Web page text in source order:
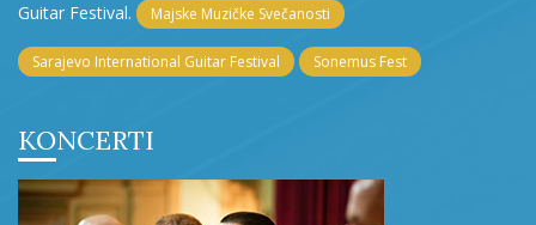
Guitar Festival.
Majske Muzičke Svečanosti
Sarajevo International Guitar Festival Sonemus Fest
KONCERTI